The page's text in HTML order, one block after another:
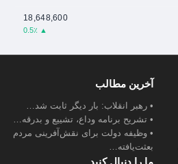
18,648,600
▲ 0.5٪
آخرین مطالب
• رهبر انقلاب: بار دیگر ثابت شد…
• تشریح برنامه وداع، تشییع و بدرقه…
• وظیفه دولت برای نقش‌آفرینی مردم
بعثت‌یافته…
ما را دنبال کنید